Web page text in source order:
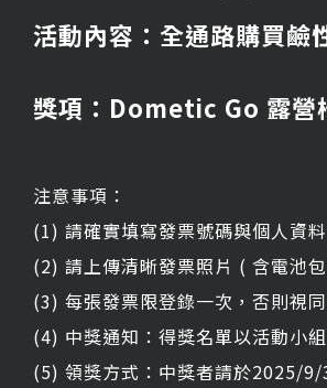
活動內容：全通路購買鹼
獎項：Dometic Go 露營
注意事項：
(1) 請確實填寫發票號碼與個人資
(2) 請上傳清晰發票照片 ( 含電池
(3) 每張發票限登錄一次，否則視
(4) 中獎通知：得獎名單以活動小
(5) 領獎方式：中獎者請於2025/9/